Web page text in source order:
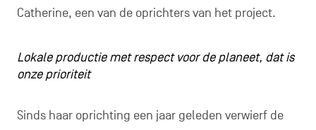
Catherine, een van de oprichters van het project.
Lokale productie met respect voor de planeet, dat is
onze prioriteit
Sinds haar oprichting een jaar geleden verwierf de